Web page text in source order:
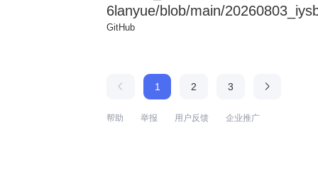
6lanyue/blob/main/
GitHub
1 2 3
帮助 举报 用户反馈 企业推广